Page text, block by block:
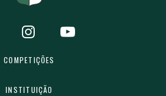
COMPETIÇÕES
INSTITUIÇÃO